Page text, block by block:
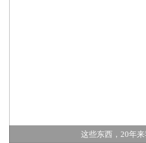
这些东西，20年